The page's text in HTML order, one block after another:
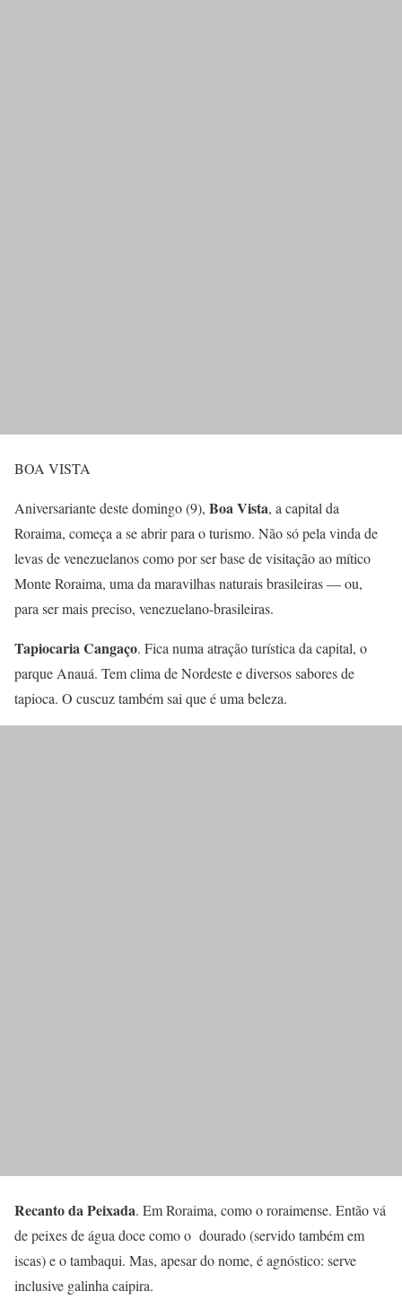
BOA VISTA
Aniversariante deste domingo (9), Boa Vista, a capital da
Roraima, começa a se abrir para o turismo. Não só pela vinda de
levas de venezuelanos como por ser base de visitação ao mítico
Monte Roraima, uma da maravilhas naturais brasileiras — ou,
para ser mais preciso, venezuelano-brasileiras.
Tapiocaria Cangaço. Fica numa atração turística da capital, o
parque Anauá. Tem clima de Nordeste e diversos sabores de
tapioca. O cuscuz também sai que é uma beleza.
Recanto da Peixada. Em Roraima, como o roraimense. Então vá
de peixes de água doce como o dourado (servido também em
iscas) e o tambaqui. Mas, apesar do nome, é agnóstico: serve
inclusive galinha caipira.